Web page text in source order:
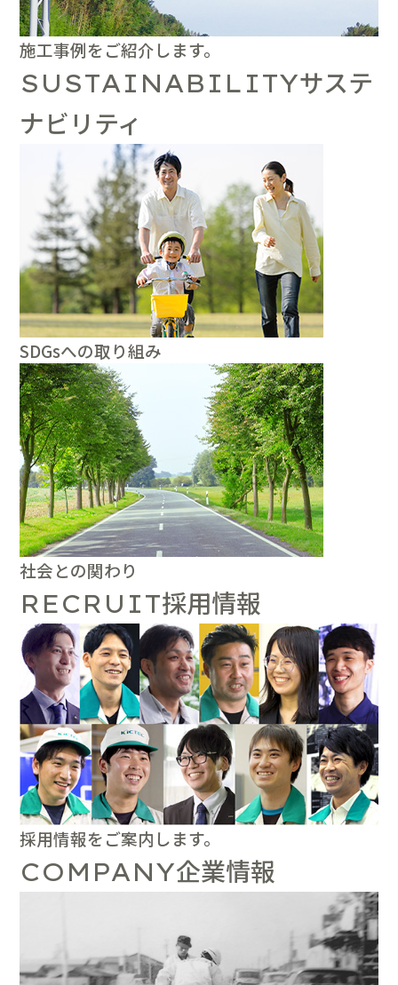
施工事例をご紹介します。
SUSTAINABILITYサステ
ナビリティ
SDGsへの取り組み
社会との関わり
RECRUIT採用情報
採用情報をご案内します。
COMPANY企業情報